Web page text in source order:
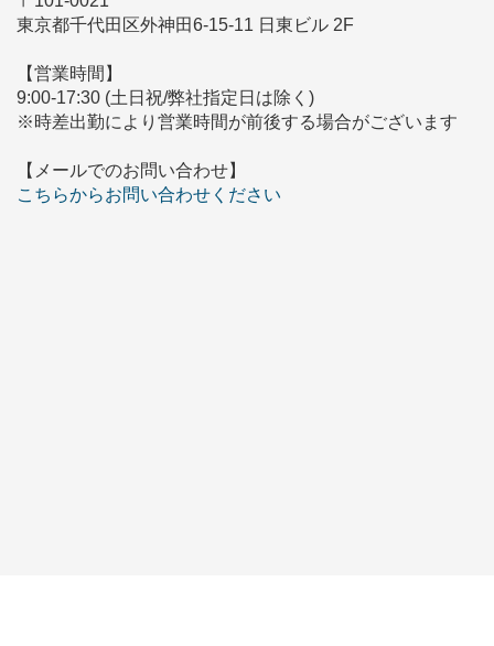
東京都千代田区外神田6-15-11 日東ビル 2F
【営業時間】
9:00-17:30 (土日祝/弊社指定日は除く)
※時差出勤により営業時間が前後する場合がございます
【メールでのお問い合わせ】
こちらからお問い合わせください